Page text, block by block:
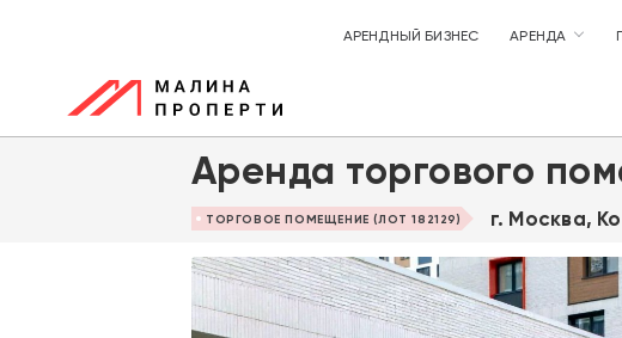
АРЕНДНЫЙ БИЗНЕС АРЕНДА
Аренда торгового
ТОРГОВОЕ ПОМЕЩЕНИЕ (ЛОТ 182129) г. Москва,